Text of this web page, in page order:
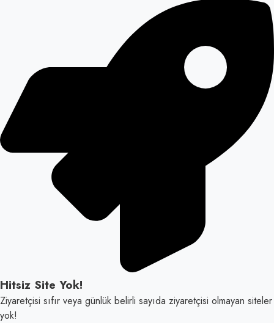
Hitsiz Site Yok!
Ziyaretçisi sıfır veya günlük belirli sayıda ziyaretçisi olmayan siteler
yok!